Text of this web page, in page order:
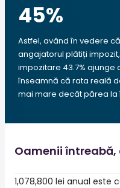
45%
Astfel, având în vedere
angajatorul plătiți
impozitare 43.7% ajunge
înseamnă că rata reală
mai mare decât părea la
Oamenii întreabă,
1,078,800 lei anual este